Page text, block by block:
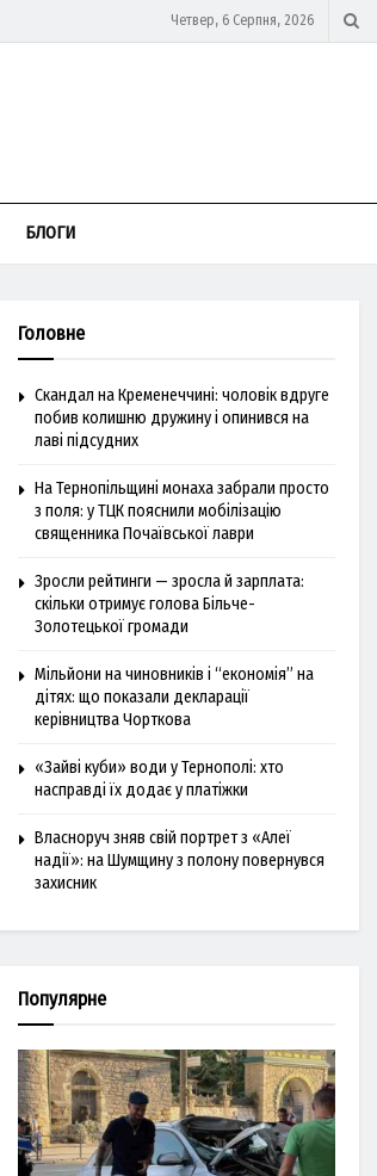
Четвер, 6 Серпня, 2026
БЛОГИ
Головне
Скандал на Кременеччині: чоловік вдруге
побив колишню дружину і опинився на
лаві підсудних
На Тернопільщині монаха забрали просто
з поля: у ТЦК пояснили мобілізацію
священника Почаївської лаври
Зросли рейтинги — зросла й зарплата:
скільки отримує голова Більче-
Золотецької громади
Мільйони на чиновників і “економія” на
дітях: що показали декларації
керівництва Чорткова
«Зайві куби» води у Тернополі: хто
насправді їх додає у платіжки
Власноруч зняв свій портрет з «Алеї
надії»: на Шумщину з полону повернувся
захисник
Популярне